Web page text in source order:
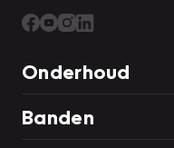
Onderhoud
Banden